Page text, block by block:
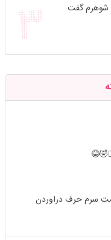
شوهرم گفت
سرم حرف دراوردن